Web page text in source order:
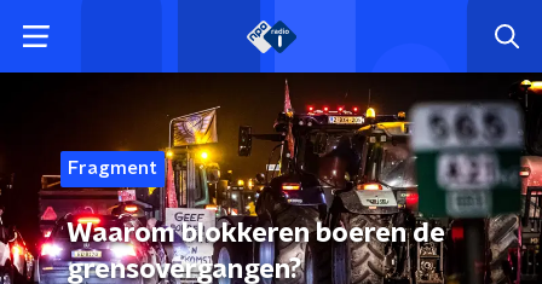
Fragment
Waarom blokkeren boeren de
grensovergangen?